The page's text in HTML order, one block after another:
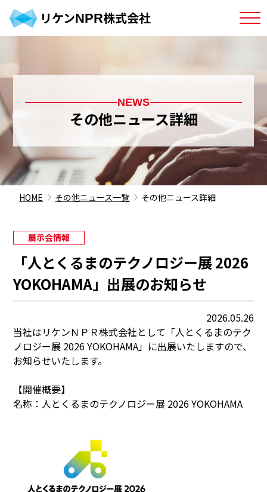
リケンNPR株式会社
NEWS
その他ニュース詳細
HOME その他ニュース一覧 その他ニュース詳細
「人とくるまのテクノロジー展 2026
YOKOHAMA」出展のお知らせ
展示会情報
2026.05.26
当社はリケンＮＰＲ株式会社として「人とくるまのテク
ノロジー展 2026 YOKOHAMA」に出展いたしますので、
お知らせいたします。
【開催概要】
名称：人とくるまのテクノロジー展 2026 YOKOHAMA